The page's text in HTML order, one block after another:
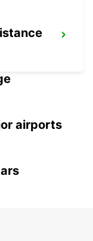
airports